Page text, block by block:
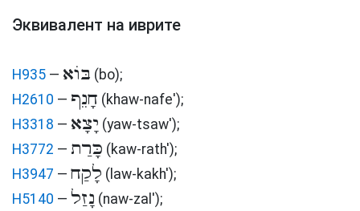
Эквивалент на иврите
H935 — בּוֹא (bo);
H2610 — חָנֵף (khaw-nafe');
H3318 — יָצָא (yaw-tsaw');
H3772 — כָּרַת (kaw-rath');
H3947 — לָקַח (law-kakh');
H5140 — נָזַל (naw-zal');